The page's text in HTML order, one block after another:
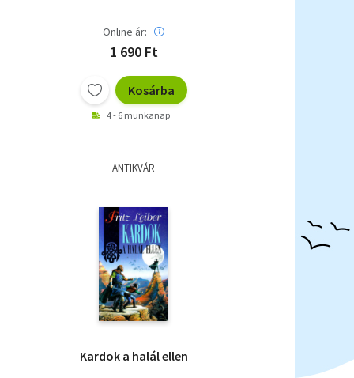
Online ár:
1 690 Ft
Kosárba
4 - 6 munkanap
ANTIKVÁR
Kardok a halál ellen